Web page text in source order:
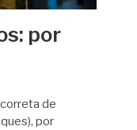
por
de
por